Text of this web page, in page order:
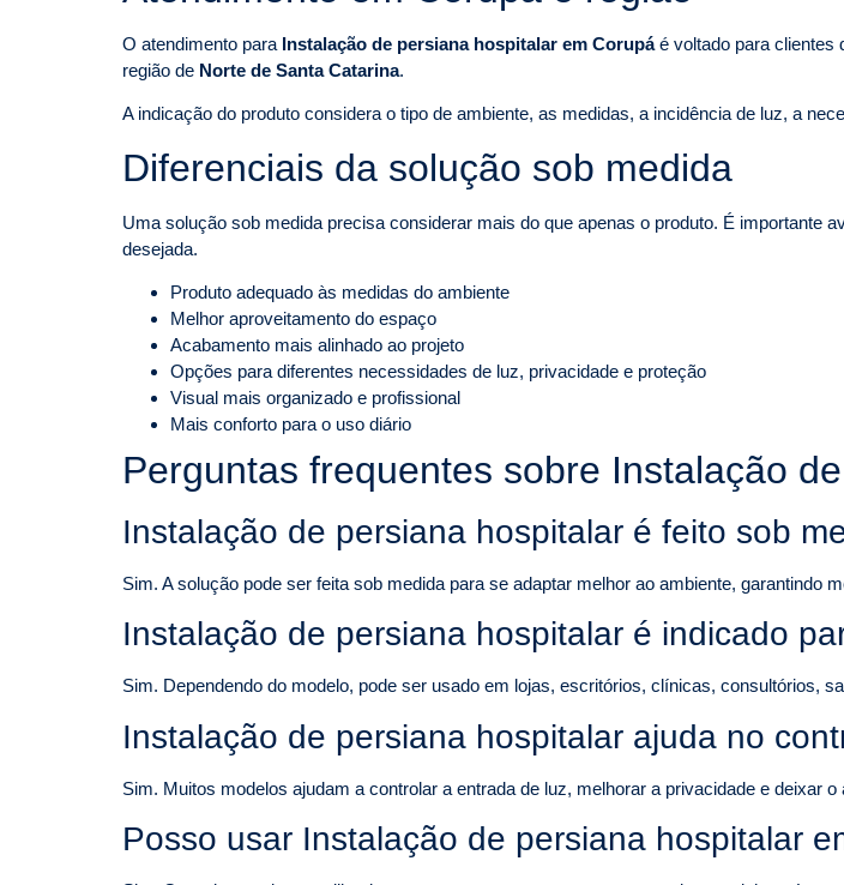
O atendimento para Instalação de persiana hospitalar em Corupáé voltado para clientes
região de Norte de Santa Catarina.
A indicação do produto considera o tipo de ambiente, as medidas, a incidência de luz, a
Diferenciais da solução sob medida
Uma solução sob medida precisa considerar mais do que apenas o produto. É importante
desejada.
Produto adequado às medidas do ambiente
Melhor aproveitamento do espaço
Acabamento mais alinhado ao projeto
Opções para diferentes necessidades de luz, privacidade e proteção
Visual mais organizado e profissional
Mais conforto para o uso diário
Perguntas frequentes sobre Instalação
Instalação de persiana hospitalar é feito sob
Sim. A solução pode ser feita sob medida para se adaptar melhor ao ambiente, garantindo
Instalação de persiana hospitalar é indicado
Sim. Dependendo do modelo, pode ser usado em lojas, escritórios, clínicas, consultórios,
Instalação de persiana hospitalar ajuda no
Sim. Muitos modelos ajudam a controlar a entrada de luz, melhorar a privacidade e deixar
Posso usar Instalação de persiana hospitalar